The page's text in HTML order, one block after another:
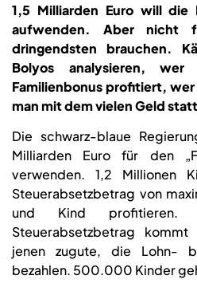
1,5 Milliarden Euro will die
aufwenden. Aber
dringendsten brauchen.
Bolyos analysieren, wer
Familienbonus profitiert,
man mit dem vielen Geld
Die schwarz-blaue
Milliarden Euro für den
verwenden. 1,2 Millionen
Steuerabsetzbetrag von
und Kind profitieren.
Steuerabsetzbetrag
jenen zugute, die Lohn-
bezahlen. 500.000 Kinder